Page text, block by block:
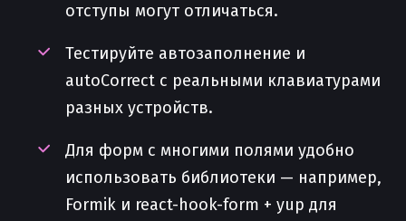
отступы могут отличаться.
Тестируйте автозаполнение и
autoCorrect с реальными клавиатурами
разных устройств.
Для форм с многими полями удобно
использовать библиотеки — например,
Formik и react-hook-form + yup для